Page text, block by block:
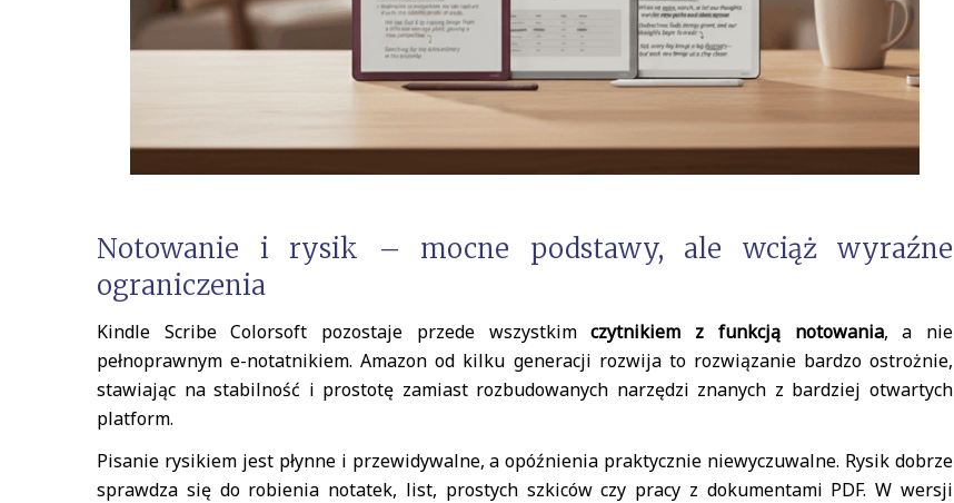
Notowanie i rysik – mocne podstawy, ale wciąż wyraźne
ograniczenia
Kindle Scribe Colorsoft pozostaje przede wszystkimczytnikiem z funkcją notowania, a nie
pełnoprawnym e-notatnikiem. Amazon od kilku generacji rozwija to rozwiązanie bardzo ostrożnie,
stawiając na stabilność i prostotę zamiast rozbudowanych narzędzi znanych z bardziej otwartych
platform.
Pisanie rysikiem jest płynne i przewidywalne, a opóźnienia praktycznie niewyczuwalne. Rysik dobrze
sprawdza się do robienia notatek, list, prostych szkiców czy pracy z dokumentami PDF. W wersji